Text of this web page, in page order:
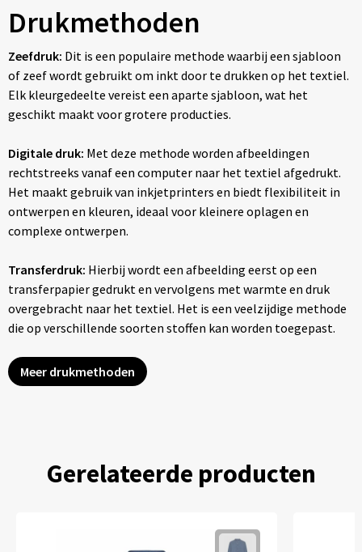
Drukmethoden
Zeefdruk: Dit is een populaire methode waarbij een sjabloon
of zeef wordt gebruikt om inkt door te drukken op het textiel.
Elk kleurgedeelte vereist een aparte sjabloon, wat het
geschikt maakt voor grotere producties.
Digitale druk: Met deze methode worden afbeeldingen
rechtstreeks vanaf een computer naar het textiel afgedrukt.
Het maakt gebruik van inkjetprinters en biedt flexibiliteit in
ontwerpen en kleuren, ideaal voor kleinere oplagen en
complexe ontwerpen.
Transferdruk: Hierbij wordt een afbeelding eerst op een
transferpapier gedrukt en vervolgens met warmte en druk
overgebracht naar het textiel. Het is een veelzijdige methode
die op verschillende soorten stoffen kan worden toegepast.
Meer drukmethoden
Gerelateerde producten